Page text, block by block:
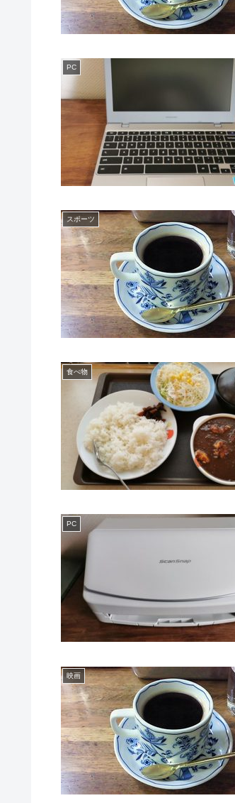
PC
スポーツ
食べ物
PC
映画